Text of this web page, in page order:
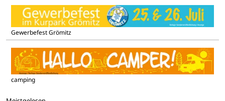
Gewerbefest Grömitz
camping